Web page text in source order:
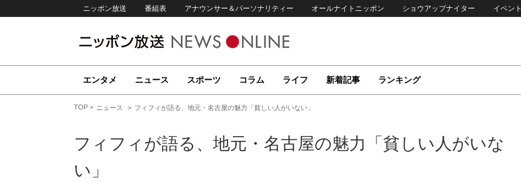
ニッポン放送 番組表 アナウンサー＆パーソナリティー オールナイトニッポン ショウアップナイター イベント
エンタメ ニュース スポーツ コラム ライフ 新着記事 ランキング
TOP ニュース フィフィが語る、地元・名古屋の魅力「貧しい人がいない」
フィフィが語る、地元・名古屋の魅力「貧しい人がいな
い」